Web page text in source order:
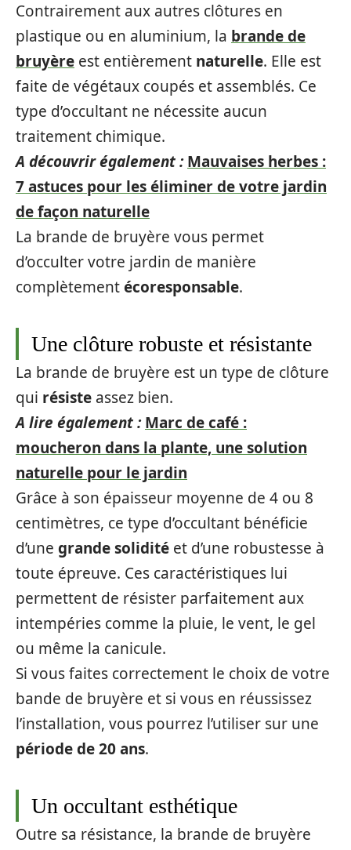
Contrairement aux autres clôtures en
plastique ou en aluminium, la brande de
bruyère est entièrement naturelle. Elle est
faite de végétaux coupés et assemblés. Ce
type d’occultant ne nécessite aucun
traitement chimique.
A découvrir également : Mauvaises herbes :
7 astuces pour les éliminer de votre jardin
de façon naturelle
La brande de bruyère vous permet
d’occulter votre jardin de manière
complètementécoresponsable.
Une clôture robuste et résistante
La brande de bruyère est un type de clôture
qui résiste assez bien.
A lire également : Marc de café :
moucheron dans la plante, une solution
naturelle pour le jardin
Grâce à son épaisseur moyenne de 4 ou 8
centimètres, ce type d’occultant bénéficie
d’une grande solidité et d’une robustesse à
toute épreuve. Ces caractéristiques lui
permettent de résister parfaitement aux
intempéries comme la pluie, le vent, le gel
ou même la canicule.
Si vous faites correctement le choix de votre
bande de bruyère et si vous en réussissez
l’installation, vous pourrez l’utiliser sur une
période de 20 ans.
Un occultant esthétique
Outre sa résistance, la brande de bruyère